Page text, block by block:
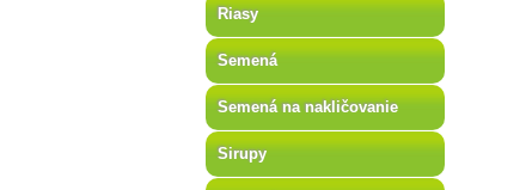
Riasy
Semená
Semená na nakličovanie
Sirupy